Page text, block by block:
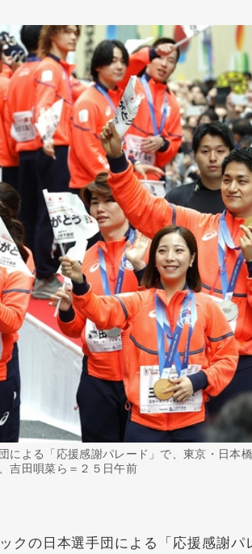
よる「応援感謝パレード」で、東京・日本
吉田唄菜ら＝２５日午前
の日本選手団による「応援感謝パ